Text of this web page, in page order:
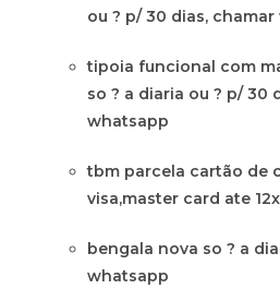
ou ? p/ 30 dias,
tipoia funcional com
so ? a diaria ou ? p/ 30
whatsapp
tbm parcela cartão de
visa,master card ate 12x
bengala nova so ? a
whatsapp